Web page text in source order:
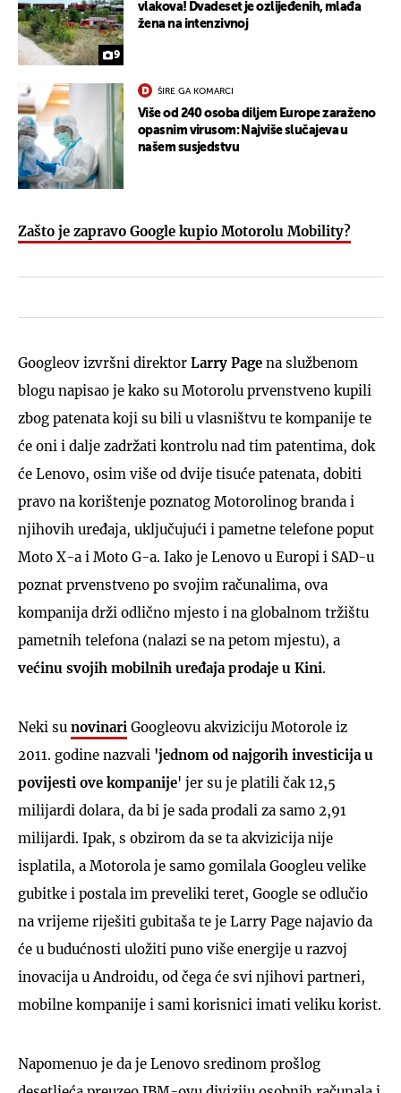
9
vlakova! Dvadeset je ozlijeđenih, mlađa
žena na intenzivnoj
ŠIRE GA KOMARCI
Više od 240 osoba diljem Europe zaraženo
opasnim virusom: Najviše slučajeva u
našem susjedstvu
Zašto je zapravo Google kupio Motorolu Mobility?
Googleov izvršni direktor Larry Page na službenom
blogu napisao je kako su Motorolu prvenstveno kupili
zbog patenata koji su bili u vlasništvu te kompanije te
će oni i dalje zadržati kontrolu nad tim patentima, dok
će Lenovo, osim više od dvije tisuće patenata, dobiti
pravo na korištenje poznatog Motorolinog branda i
njihovih uređaja, uključujući i pametne telefone poput
Moto X-a i Moto G-a. Iako je Lenovo u Europi i SAD-u
poznat prvenstveno po svojim računalima, ova
kompanija drži odlično mjesto i na globalnom tržištu
pametnih telefona (nalazi se na petom mjestu), a
većinu svojih mobilnih uređaja prodaje u Kini.
Neki su novinari Googleovu akviziciju Motorole iz
2011. godine nazvali 'jednom od najgorih investicija u
povijesti ove kompanije' jer su je platili čak 12,5
milijardi dolara, da bi je sada prodali za samo 2,91
milijardi. Ipak, s obzirom da se ta akvizicija nije
isplatila, a Motorola je samo gomilala Googleu velike
gubitke i postala im preveliki teret, Google se odlučio
na vrijeme riješiti gubitaša te je Larry Page najavio da
će u budućnosti uložiti puno više energije u razvoj
inovacija u Androidu, od čega će svi njihovi partneri,
mobilne kompanije i sami korisnici imati veliku korist.
Napomenuo je da je Lenovo sredinom prošlog